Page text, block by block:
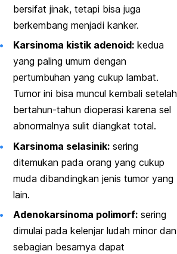
bersifat jinak, tetapi bisa juga
berkembang menjadi kanker.
Karsinoma kistik adenoid:kedua
yang paling umum dengan
pertumbuhan yang cukup lambat.
Tumor ini bisa muncul kembali setelah
bertahun-tahun dioperasi karena sel
abnormalnya sulit diangkat total.
Karsinoma selasinik:sering
ditemukan pada orang yang cukup
muda dibandingkan jenis tumor yang
lain.
Adenokarsinoma polimorf:sering
dimulai pada kelenjar ludah minor dan
sebagian besarnya dapat